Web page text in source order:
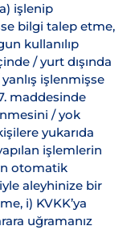
işlenip
bilgi talep etme,
kullanılıp
/ yurt dışında
işlenmişse
maddesinde
/ yok
yukarıda
işlemlerin
otomatik
aleyhinize bir
i) KVKK’ya
uğramanız